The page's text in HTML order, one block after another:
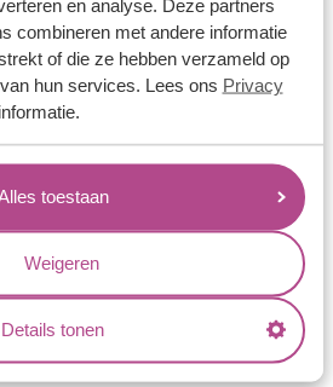
en analyse. Deze partners
combineren met andere informatie
of die ze hebben verzameld op
hun services. Lees ons Privacy
toestaan
Weigeren
Details tonen